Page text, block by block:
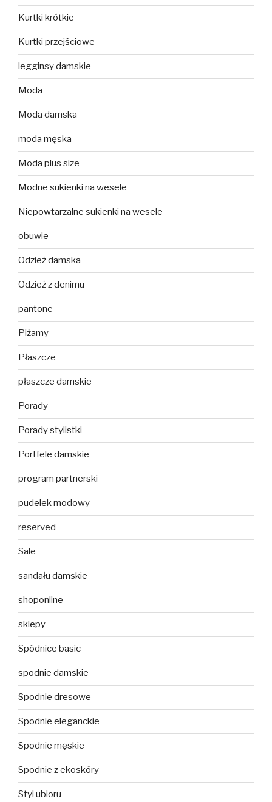
Kurtki krótkie
Kurtki przejściowe
legginsy damskie
Moda
Moda damska
moda męska
Moda plus size
Modne sukienki na wesele
Niepowtarzalne sukienki na wesele
obuwie
Odzież damska
Odzież z denimu
pantone
Piżamy
Płaszcze
płaszcze damskie
Porady
Porady stylistki
Portfele damskie
program partnerski
pudelek modowy
reserved
Sale
sandału damskie
shoponline
sklepy
Spódnice basic
spodnie damskie
Spodnie dresowe
Spodnie eleganckie
Spodnie męskie
Spodnie z ekoskóry
Styl ubioru